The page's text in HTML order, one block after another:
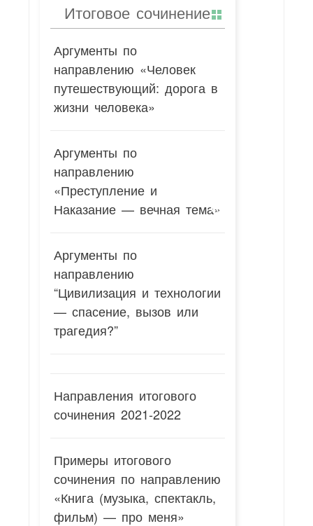
Итоговое сочинение
Аргументы по
направлению «Человек
путешествующий: дорога в
жизни человека»
Аргументы по
направлению
«Преступление и
Наказание — вечная тема»
Аргументы по
направлению
“Цивилизация и технологии
— спасение, вызов или
трагедия?”
Направления итогового
сочинения 2021-2022
Примеры итогового
сочинения по направлению
«Книга (музыка, спектакль,
фильм) — про меня»